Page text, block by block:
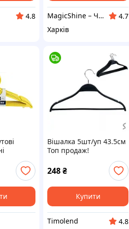
4.8
MagicShine – Чарівне сяйво у кожному виробі
4.7
Харків
Вішалка 5шт/уп 43.5см
Топ продаж!
248₴
Купити
Timolend
4.8